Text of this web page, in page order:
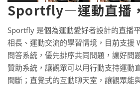
Sportfly—運動直播
Sportfly 是個為運動愛好者設計的直播
相長、運動交流的學習情境，目前支援
問答系統，優先排序共同問題，讓好問
贊助系統，讓觀眾可以用行動支持運動
間斷；直覺式的互動聊天室，讓觀眾能